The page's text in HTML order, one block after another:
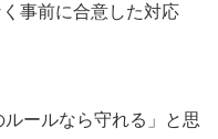
事前に合意した対応
ールなら守れる」と思